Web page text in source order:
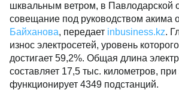
шквальным ветром, в Павлодарской
совещание под руководством акима
Байханова, передает inbusiness.kz.
износ электросетей, уровень
достигает 59,2%. Общая длина
составляет 17,5 тыс. километров, при
функционирует 4349 подстанций.